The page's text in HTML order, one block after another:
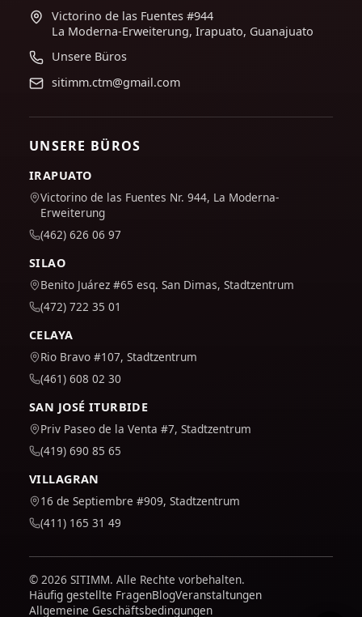
Victorino de las Fuentes #944
La Moderna-Erweiterung, Irapuato, Guanajuato
Unsere Büros
sitimm.ctm@gmail.com
UNSERE BÜROS
IRAPUATO
Victorino de las Fuentes Nr. 944, La Moderna-
Erweiterung
(462) 626 06 97
SILAO
Benito Juárez #65 esq. San Dimas, Stadtzentrum
(472) 722 35 01
CELAYA
Rio Bravo #107, Stadtzentrum
(461) 608 02 30
SAN JOSÉ ITURBIDE
Priv Paseo de la Venta #7, Stadtzentrum
(419) 690 85 65
VILLAGRAN
16 de Septiembre #909, Stadtzentrum
(411) 165 31 49
© 2026 SITIMM. Alle Rechte vorbehalten.
Häufig gestellte FragenBlogVeranstaltungen
Allgemeine Geschäftsbedingungen